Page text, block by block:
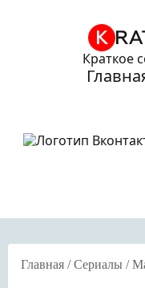
Краткое
Главная /Сериалы /